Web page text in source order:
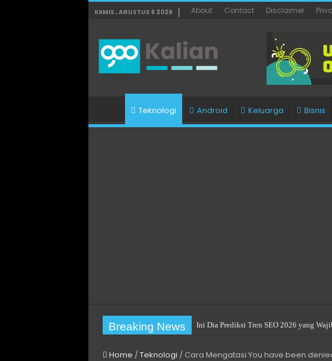
KAMIS , AGUSTUS 6 2026 About Contact Disclaimer
Teknologi Android Keluarga Bisnis
Breaking News Ini Dia Prediksi Tren SEO 2026 yang
Home /Teknologi / Cara Mengatasi You have been